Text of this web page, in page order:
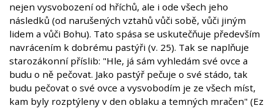
nejen vysvobození od hříchů, ale i ode všech jeho
následků (od narušených vztahů vůči sobě, vůči jiným
lidem a vůči Bohu). Tato spása se uskutečňuje především
navrácením k dobrému pastýři (v. 25). Tak se naplňuje
starozákonní příslib: "Hle, já sám vyhledám své ovce a
budu o ně pečovat. Jako pastýř pečuje o své stádo, tak
budu pečovat o své ovce a vysvobodím je ze všech míst,
kam byly rozptýleny v den oblaku a temných mračen" (Ez